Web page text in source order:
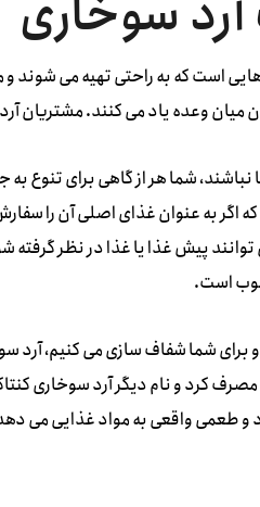
سوخاری
است که به راحتی تهیه می شوند و
میان وعده یاد می کنند. مشتریان
شما هر از گاهی برای تنوع
اگر به عنوان غذای اصلی آن را
پیش غذا یا غذا در نظر
است.
برای شما شفاف سازی می کنیم، آرد
کرد و نام دیگر آرد سوخاری
واقعی به مواد غذایی می